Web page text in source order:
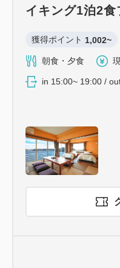
イキング1泊2食
獲得ポイント 1,002~
朝食・夕食
in 15:00~ 19:00 /